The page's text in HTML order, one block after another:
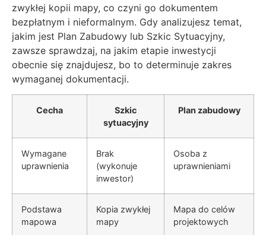
zwykłej kopii mapy, co czyni go dokumentem
bezpłatnym i nieformalnym. Gdy analizujesz temat,
jakim jest Plan Zabudowy lub Szkic Sytuacyjny,
zawsze sprawdzaj, na jakim etapie inwestycji
obecnie się znajdujesz, bo to determinuje zakres
wymaganej dokumentacji.
Cecha
Szkic
sytuacyjny
Plan zabudowy
Wymagane
uprawnienia
Brak
(wykonuje
inwestor)
Osoba z
uprawnieniami
Podstawa
mapowa
Kopia zwykłej
mapy
Mapa do celów
projektowych